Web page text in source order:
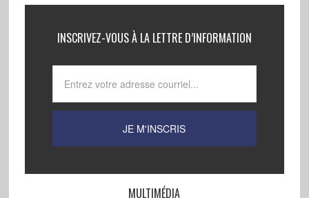
INSCRIVEZ-VOUS À LA LETTRE D’INFORMATION
MULTIMÉDIA